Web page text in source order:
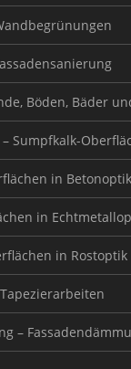
Böden, Bäder
Sumpfkalk-
in Betonoptik
in
in Rostoptik
Tapezierarbeiten
–